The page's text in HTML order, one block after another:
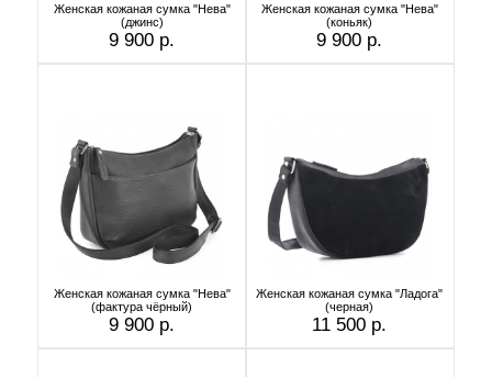
Женская кожаная сумка "Нева"
(джинс)
9 900 р.
Женская кожаная сумка "Нева"
(коньяк)
9 900 р.
Женская кожаная сумка "Нева"
(фактура чёрный)
9 900 р.
Женская кожаная сумка "Ладога"
(черная)
11 500 р.